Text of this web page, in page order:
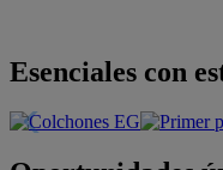
Descuentos y más